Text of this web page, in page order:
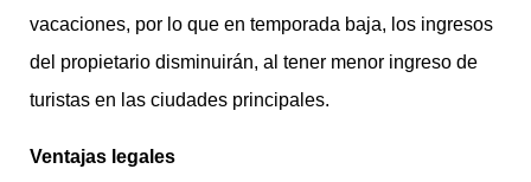
vacaciones, por lo que en temporada baja, los ingresos
del propietario disminuirán, al tener menor ingreso de
turistas en las ciudades principales.
Ventajas legales